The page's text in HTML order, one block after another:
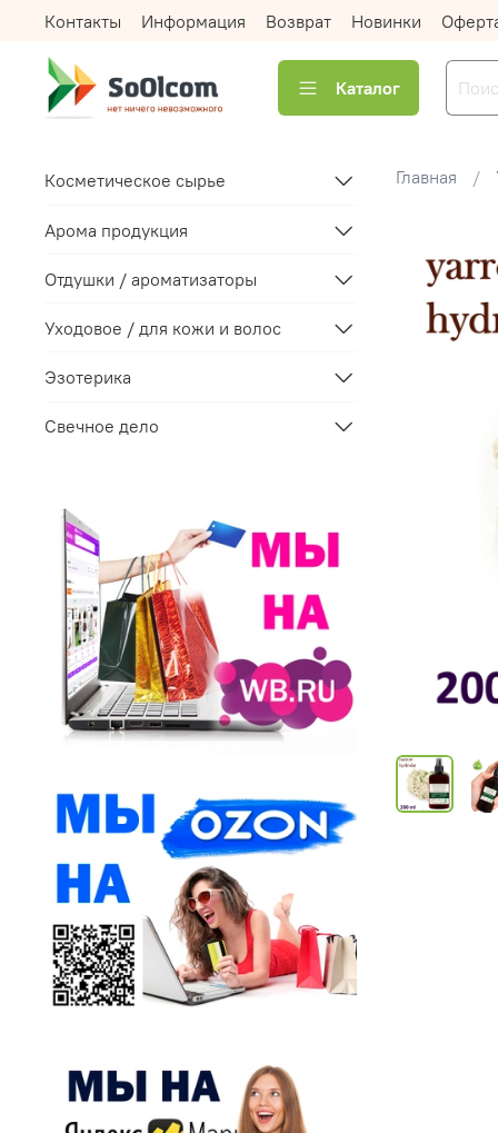
Контакты Информация Возврат Новинки
Каталог
Главная
Косметическое сырье
Арома продукция
Отдушки / ароматизаторы
Уходовое / для кожи и волос
Эзотерика
Свечное дело